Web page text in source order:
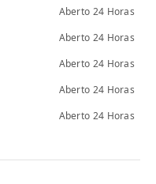
Aberto 24 Horas
Aberto 24 Horas
Aberto 24 Horas
Aberto 24 Horas
Aberto 24 Horas